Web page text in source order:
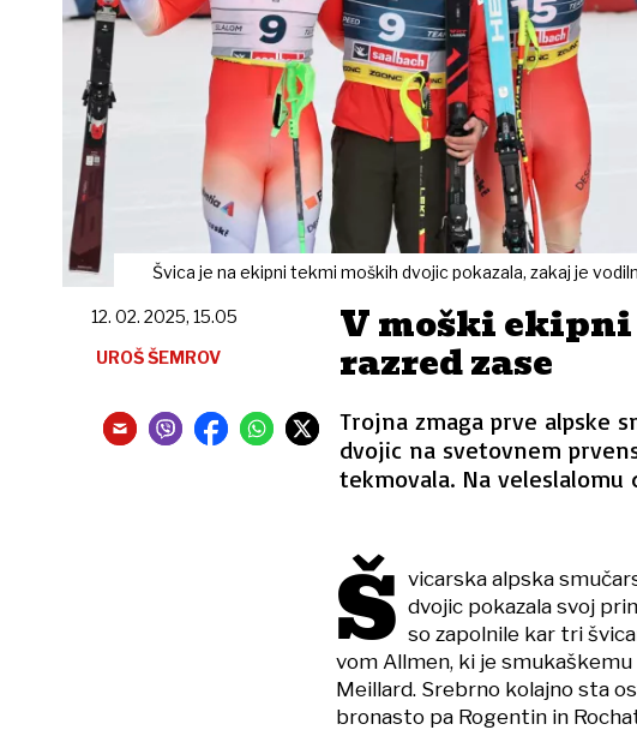
Švica je na ekipni tekmi moških dvojic pokazala, zakaj je
V moški
razred zase
Trojna zmaga prve alpske
dvojic na svetovnem
tekmovala. Na veleslalomu
12. 02. 2025, 15.05
UROŠ ŠEMROV
Š vicarska alpska
dvojic pokazala svoj
so zapolnile kar tri
vom Allmen, ki je
Meillard. Srebrno kolajno sta
bronasto pa Rogentin in